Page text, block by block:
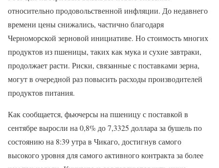
относительно продовольственной инфляции. До недавнего
времени цены снижались, частично благодаря
Черноморской зерновой инициативе. Но стоимость многих
продуктов из пшеницы, таких как мука и сухие завтраки,
продолжает расти. Риски, связанные с поставками зерна,
могут в очередной раз повысить расходы производителей
продуктов питания.
Как сообщается, фьючерсы на пшеницу с поставкой в
сентябре выросли на 0,8% до 7,3325 доллара за бушель по
состоянию на 8:39 утра в Чикаго, достигнув самого
высокого уровня для самого активного контракта за более